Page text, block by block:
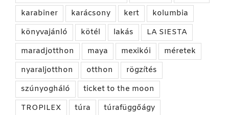
karabiner
karácsony kert
kolumbia
könyvajánló
kötél lakás
LA SIESTA
maradjotthon
maya mexikói
méretek
nyaraljotthon
otthon
rögzítés
szúnyogháló
ticket to the moon
TROPILEX
túra túrafüggőágy